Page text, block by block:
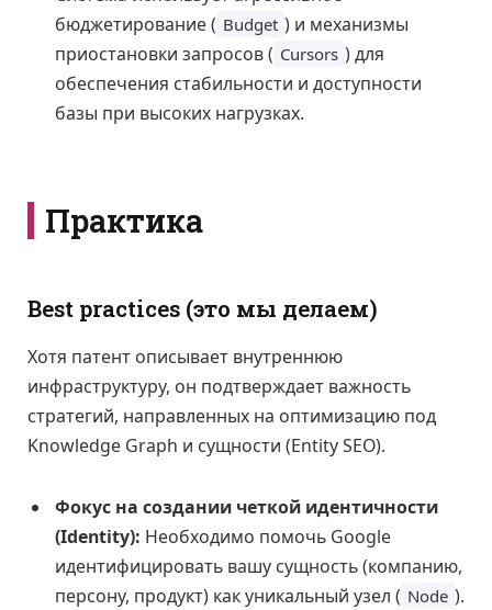
бюджетирование ( Budget ) и механизмы
приостановки запросов ( Cursors ) для
обеспечения стабильности и доступности
базы при высоких нагрузках.
Практика
Best practices (это мы делаем)
Хотя патент описывает внутреннюю
инфраструктуру, он подтверждает важность
стратегий, направленных на оптимизацию под
Knowledge Graph и сущности (Entity SEO).
Фокус на создании четкой идентичности
(Identity): Необходимо помочь Google
идентифицировать вашу сущность (компанию,
персону, продукт) как уникальный узел ( Node ).